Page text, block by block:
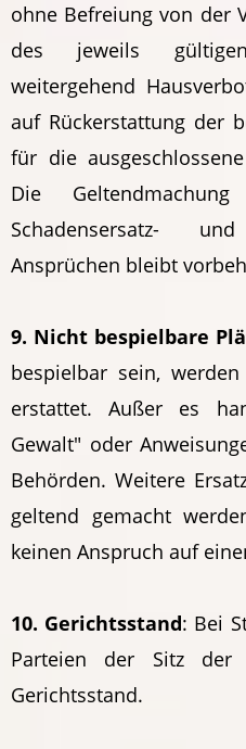
ohne Befreiung von der
des jeweils
weitergehend
auf Rückerstattung der
für die
Die
Schadensersatz-
Ansprüchen bleibt
9. Nicht bespielbare
bespielbar sein,
erstattet. Außer es
Gewalt" oder
Behörden. Weitere
geltend gemacht
keinen Anspruch auf
10. Gerichtsstand: Bei
Parteien der Sitz der
Gerichtsstand.